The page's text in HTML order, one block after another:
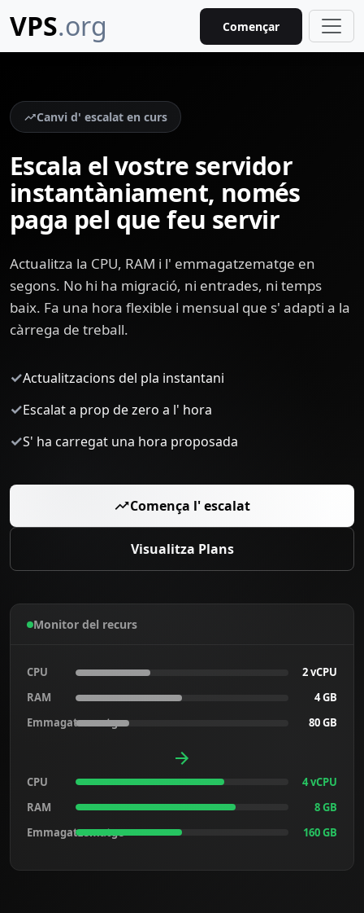
VPS.org Començar
Canvi d' escalat en curs
Escala el vostre servidor
instantàniament, només
paga pel que feu servir
Actualitza la CPU, RAM i l' emmagatzematge en
segons. No hi ha migració, ni entrades, ni temps
baix. Fa una hora flexible i mensual que s' adapti a la
càrrega de treball.
✓Actualitzacions del pla instantani
✓Escalat a prop de zero a l' hora
✓S' ha carregat una hora proposada
Comença l' escalat
Visualitza Plans
Monitor del recurs
CPU
2 vCPU
RAM
4 GB
Emmagatzematge
80 GB
CPU
4 vCPU
RAM
8 GB
Emmagatzematge
160 GB